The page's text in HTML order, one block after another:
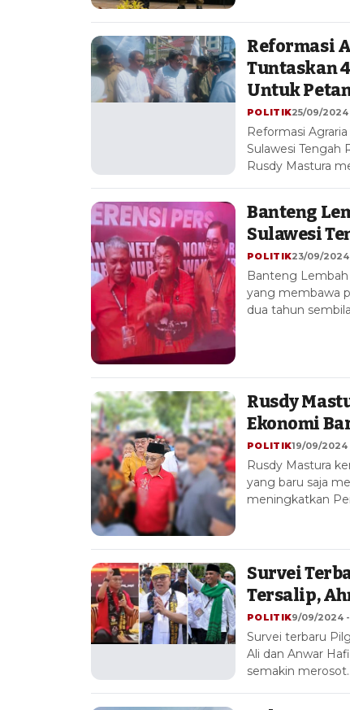
Reformasi
Tuntaskan
Untuk
POLITIK25/09/2024
Reformasi
Sulawesi Tengah
Rusdy Mastura
Banteng
Sulawesi
POLITIK23/09/2024
Banteng
yang membawa
dua tahun
Rusdy
Ekonomi
POLITIK19/09/2024
Rusdy Mastura
yang baru saja
meningkatkan
Survei
Tersalip,
POLITIK9/09/2024 -
Survei terbaru
Ali dan Anwar
semakin